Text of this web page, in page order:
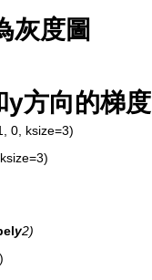
灰度圖
方向的梯度
0, ksize=3)
y2)